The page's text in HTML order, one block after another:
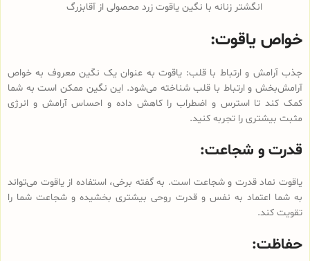
انگشتر زنانه با نگین یاقوت زرد محصولی از آقابزرگ
خواص یاقوت:
جذب آرامش و ارتباط با قلب: یاقوت به عنوان یک نگین معروف به خواص
آرامش‌بخش و ارتباط با قلب شناخته می‌شود. این نگین ممکن است به شما
کمک کند تا استرس و اضطراب را کاهش داده و احساس آرامش و انرژی
مثبت بیشتری را تجربه کنید.
قدرت و شجاعت:
یاقوت نماد قدرت و شجاعت است. به گفته برخی، استفاده از یاقوت می‌تواند
به شما اعتماد به نفس و قدرت روحی بیشتری بخشیده و شجاعت شما را
تقویت کند.
حفاظت: